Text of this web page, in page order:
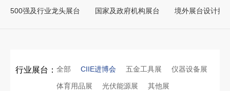
500强及行业龙头展台 国家及政府机构展台 境外展台设计搭
行业展台： 全部 CIIE进博会 五金工具展 仪器设备展
体育用品展 光伏能源展 其他展